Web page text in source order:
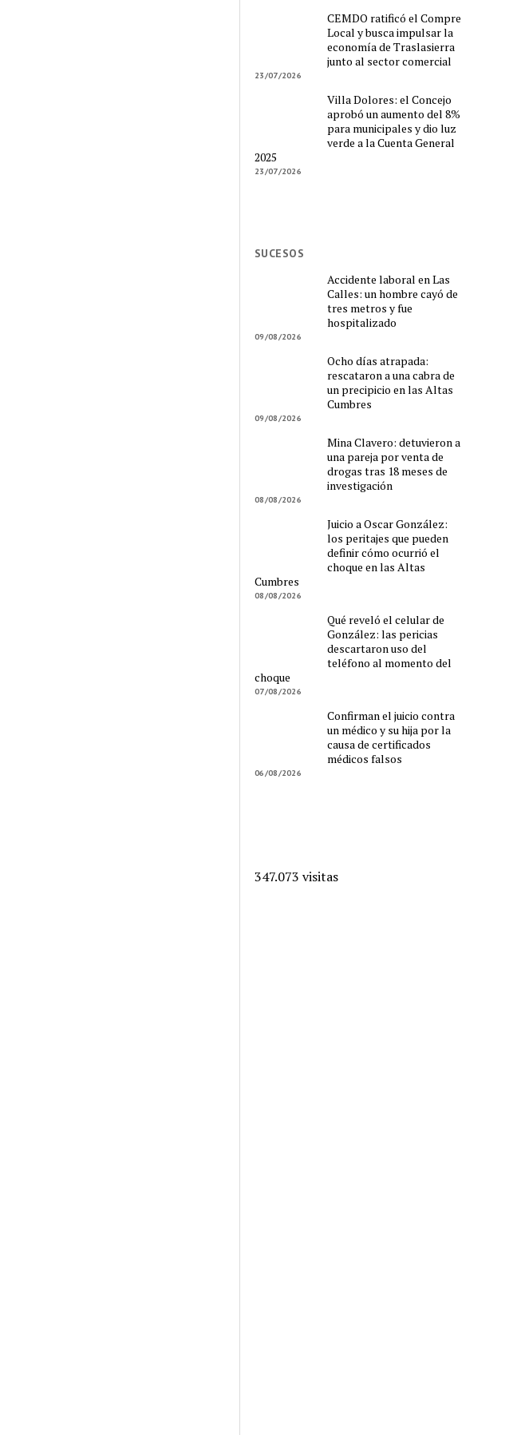
CEMDO ratificó el Compre
Local y busca impulsar la
economía de Traslasierra
junto al sector comercial
23/07/2026
Villa Dolores: el Concejo
aprobó un aumento del 8%
para municipales y dio luz
verde a la Cuenta General
2025
23/07/2026
SUCESOS
Accidente laboral en Las
Calles: un hombre cayó de
tres metros y fue
hospitalizado
09/08/2026
Ocho días atrapada:
rescataron a una cabra de
un precipicio en las Altas
Cumbres
09/08/2026
Mina Clavero: detuvieron a
una pareja por venta de
drogas tras 18 meses de
investigación
08/08/2026
Juicio a Oscar González:
los peritajes que pueden
definir cómo ocurrió el
choque en las Altas
Cumbres
08/08/2026
Qué reveló el celular de
González: las pericias
descartaron uso del
teléfono al momento del
choque
07/08/2026
Confirman el juicio contra
un médico y su hija por la
causa de certificados
médicos falsos
06/08/2026
347.073 visitas